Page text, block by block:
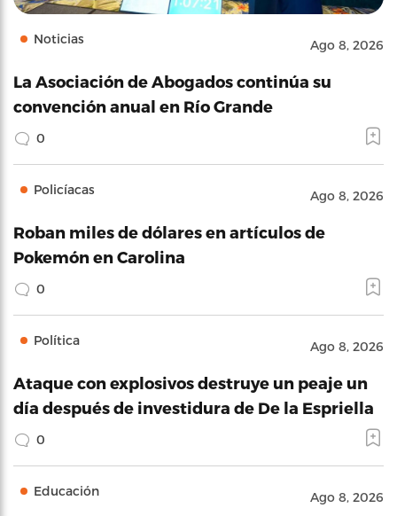
Noticias Ago 8, 2026
La Asociación de Abogados continúa su
convención anual en Río Grande
0
Policíacas Ago 8, 2026
Roban miles de dólares en artículos de
Pokemón en Carolina
0
Política Ago 8, 2026
Ataque con explosivos destruye un peaje un
día después de investidura de De la Espriella
0
Educación Ago 8, 2026